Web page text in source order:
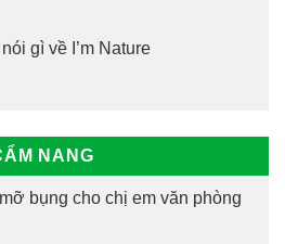
gì về I’m Nature
NANG
bụng cho chị em văn phòng